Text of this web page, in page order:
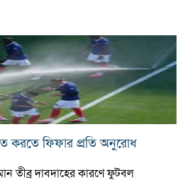
করতে ফিফার প্রতি অনুরোধ
তীব্র দাবদাহের কারণে ফুটবল